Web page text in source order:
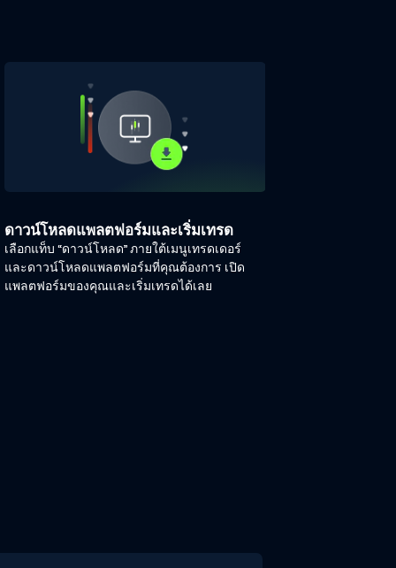
ดาวน์โหลดแพลตฟอร์มและเริ่มเทรด
เลือกแท็บ “ดาวน์โหลด” ภายใต้เมนูเทรดเดอร์
และดาวน์โหลดแพลตฟอร์มที่คุณต้องการ เปิด
แพลตฟอร์มของคุณและเริ่มเทรดได้เลย